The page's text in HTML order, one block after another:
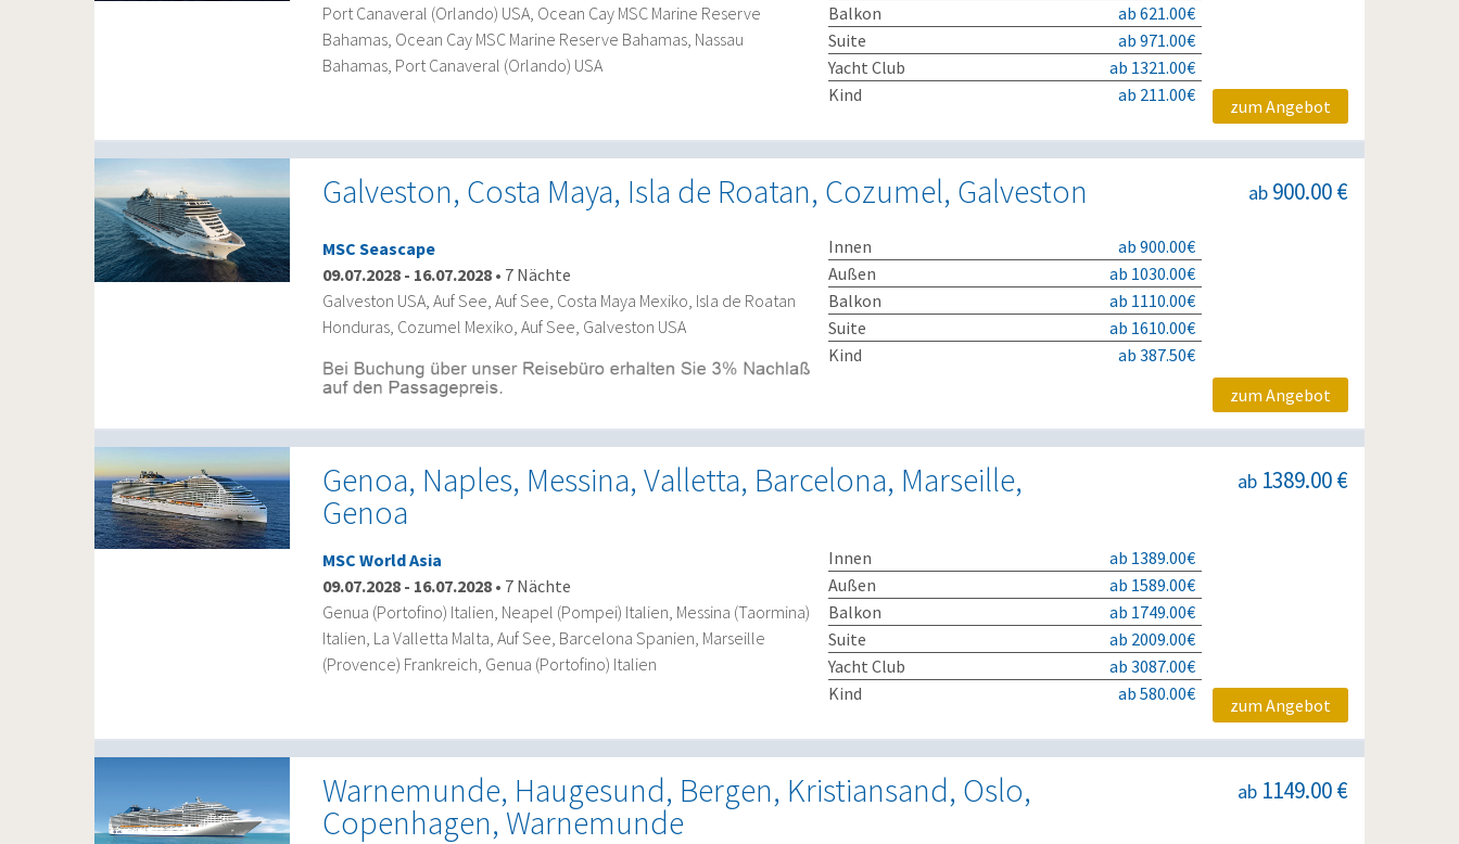
Port Canaveral (Orlando) USA, Ocean Cay MSC Marine Reserve
Bahamas, Ocean Cay MSC Marine Reserve Bahamas, Nassau
Bahamas, Port Canaveral (Orlando) USA
Balkon
ab 621.00€
Suite
ab 971.00€
Yacht Club
ab 1321.00€
Kind
ab 211.00€
zum Angebot
Galveston, Costa Maya, Isla de Roatan, Cozumel, Galveston ab 900.00 €
MSC Seascape
09.07.2028 - 16.07.2028 • 7 Nächte
Galveston USA, Auf See, Auf See, Costa Maya Mexiko, Isla de Roatan
Honduras, Cozumel Mexiko, Auf See, Galveston USA
Innen
ab 900.00€
Außen
ab 1030.00€
Balkon
ab 1110.00€
Suite
ab 1610.00€
Kind
ab 387.50€
zum Angebot
Genoa, Naples, Messina, Valletta, Barcelona, Marseille,
Genoa
ab 1389.00 €
MSC World Asia
09.07.2028 - 16.07.2028 • 7 Nächte
Genua (Portofino) Italien, Neapel (Pompei) Italien, Messina (Taormina)
Italien, La Valletta Malta, Auf See, Barcelona Spanien, Marseille
(Provence) Frankreich, Genua (Portofino) Italien
Innen
ab 1389.00€
Außen
ab 1589.00€
Balkon
ab 1749.00€
Suite
ab 2009.00€
Yacht Club
ab 3087.00€
Kind
ab 580.00€
zum Angebot
Warnemunde, Haugesund, Bergen, Kristiansand, Oslo,
Copenhagen, Warnemunde
ab 1149.00 €